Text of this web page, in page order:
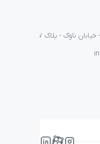
ناوک - پلاک ۱۷